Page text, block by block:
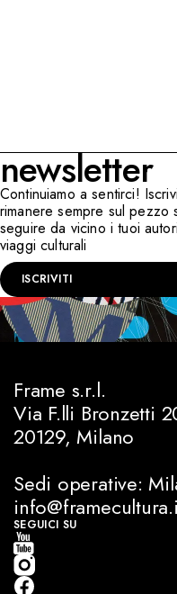
newsletter
Continuiamo a sentirci!
rimanere sempre sul
seguire da vicino i tuoi
viaggi culturali
ISCRIVITI
Frame s.r.l.
Via F.lli Bronzetti
20129, Milano
Sedi operative:
SEGUICI SU